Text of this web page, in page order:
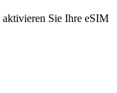
Sie Ihre eSIM